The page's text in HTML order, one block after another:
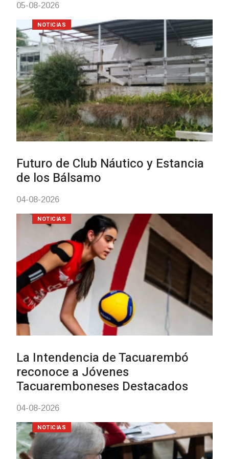
Turismo accesible para
mayores
vacunación contra el
meningococo